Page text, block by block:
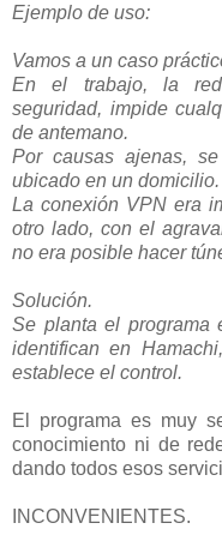
Ejemplo de uso:
Vamos a un caso
En el trabajo, la red
seguridad, impide
de antemano.
Por causas ajenas,
ubicado en un domicilio.
La conexión VPN era
otro lado, con el
no era posible hacer
Solución.
Se planta el programa
identifican en
establece el control.
El programa es muy
conocimiento ni de
dando todos esos
INCONVENIENTES.